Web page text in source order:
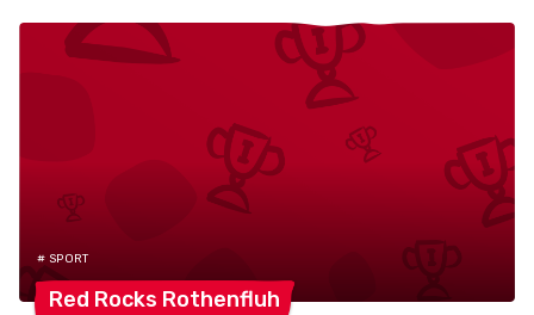
# SPORT
Red Rocks Rothenfluh